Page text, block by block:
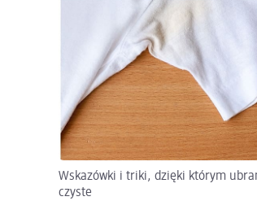
Wskazówki i triki, dzięki którym
czyste